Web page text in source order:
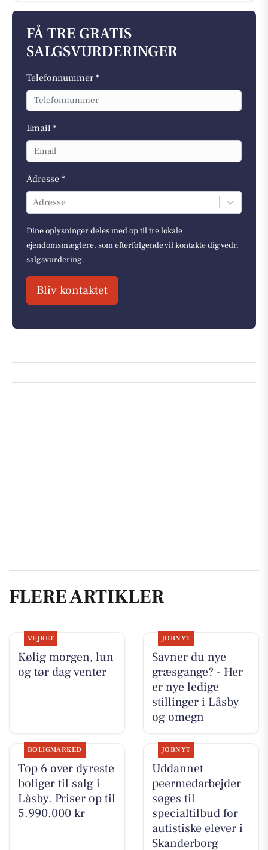
FÅ TRE GRATIS
SALGSVURDERINGER
Telefonnummer *
Email *
Adresse *
Adresse
Dine oplysninger deles med op til tre lokale
ejendomsmæglere, som efterfølgende vil kontakte dig vedr.
salgsvurdering.
Bliv kontaktet
FLERE ARTIKLER
VEJRET
Kølig morgen, lun
og tør dag venter
JOBNYT
Savner du nye
græsgange? - Her
er nye ledige
stillinger i Låsby
og omegn
BOLIGMARKED
Top 6 over dyreste
boliger til salg i
Låsby. Priser op til
5.990.000 kr
JOBNYT
Uddannet
peermedarbejder
søges til
specialtilbud for
autistiske elever i
Skanderborg